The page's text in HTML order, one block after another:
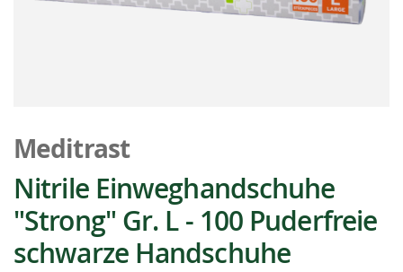
Anfang
der
Bildgalerie
springen
Meditrast
Nitrile Einweghandschuhe
"Strong" Gr. L - 100 Puderfreie
schwarze Handschuhe